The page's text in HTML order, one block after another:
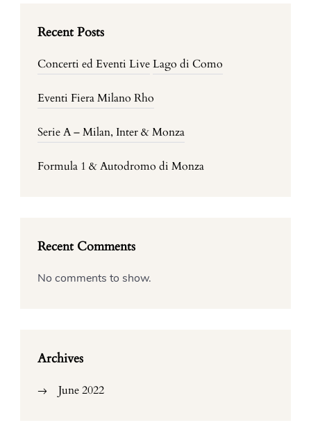
Recent Posts
Concerti ed Eventi LiveLago di Como
Eventi Fiera Milano Rho
Serie A – Milan, Inter & Monza
Formula 1 & Autodromo di Monza
Recent Comments
No comments to show.
Archives
June 2022